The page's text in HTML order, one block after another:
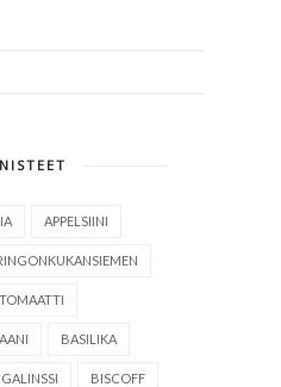
APPELSIINI
BASILIKA
BISCOFF